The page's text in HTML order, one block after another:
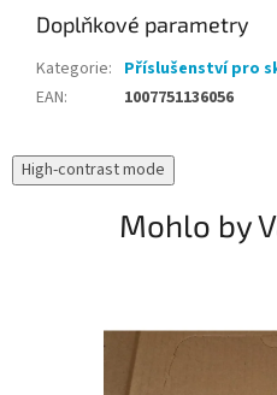
Doplňkové parametry
Kategorie: Příslušenství pro
EAN: 1007751136056
High-contrast mode
Mohlo by